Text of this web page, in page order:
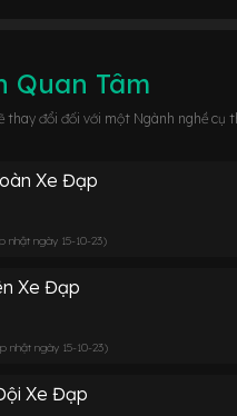
Quan Tâm
thay đổi đối với một Ngành nghề cụ
Xe Đạp
nhật ngày 15-10-23)
Xe Đạp
nhật ngày 15-10-23)
Xe Đạp